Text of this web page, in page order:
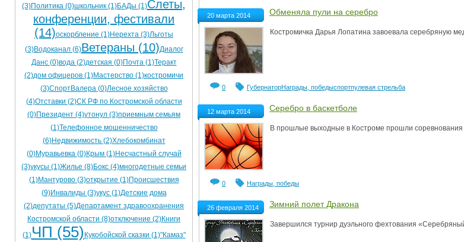
Ограничения движения транспорта на майские праздники 2014
Электронные транспортные карты
20 марта 2014 Обменяла пули на серебро
Костромичка Дарья Лопатина завоевала серебряную
0 ГубернаторНаграды, победыспортпулевая стрельба
12 марта 2014 Серебро в баскетболе
В прошлые выходные в Костроме прошли соревнования
0 Награды, победы
26 февраля 2014 Зимний полет Дракона
Завершился турнир дуэльного фехтования
(3)Политика (0)школьник (1)БАДы (1)Слеты,
конференции, фестивали
(14)оскорбление (1)Нерехта (3)Льготы
(3)Водоканал (6)Ветераны (10)Диалог
Данс (0)вода (2)детская (0)Почта (1)Теракт
(2)дом офицеров (1)Мастерство (1)костромичи
(3)СпортВалера (0)Лесное хозяйство
(4)Отставки (2)СК РФ по Костромской области
(0)Президент (4)утонул (3)приемным семьям
(1)Телефонное мошенничество
(6)Недвижимость (2)Хлебокомбинат
(0)Муравьевка (0)Крым (1)Несчастный случай
(3)укусы (1)Жилье (8)Бокс (4)многодетные семьи
(1)Мантурово (3)открытие (1)Происшествия
(9)Инвалиды (3)укус (1)Детские дома
(2)депутаты (5)Департамент здравоохранения
Костромской области (8)отключение (2)Книги
(1)ЧП (55) Кукобойской сказки (1)"Камаз"